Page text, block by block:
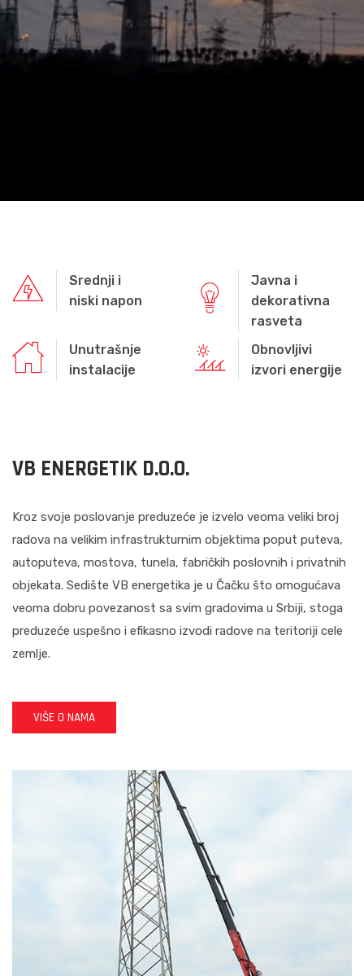
Srednji i
niski napon
Javna i
dekorativna
rasveta
Unutrašnje
instalacije
Obnovljivi
izvori energije
VB ENERGETIK D.O.O.
Kroz svoje poslovanje preduzeće je izvelo veoma veliki broj
radova na velikim infrastrukturnim objektima poput puteva,
autoputeva, mostova, tunela, fabričkih poslovnih i privatnih
objekata. Sedište VB energetika je u Čačku što omogućava
veoma dobru povezanost sa svim gradovima u Srbiji, stoga
preduzeće uspešno i efikasno izvodi radove na teritoriji cele
zemlje.
VIŠE O NAMA